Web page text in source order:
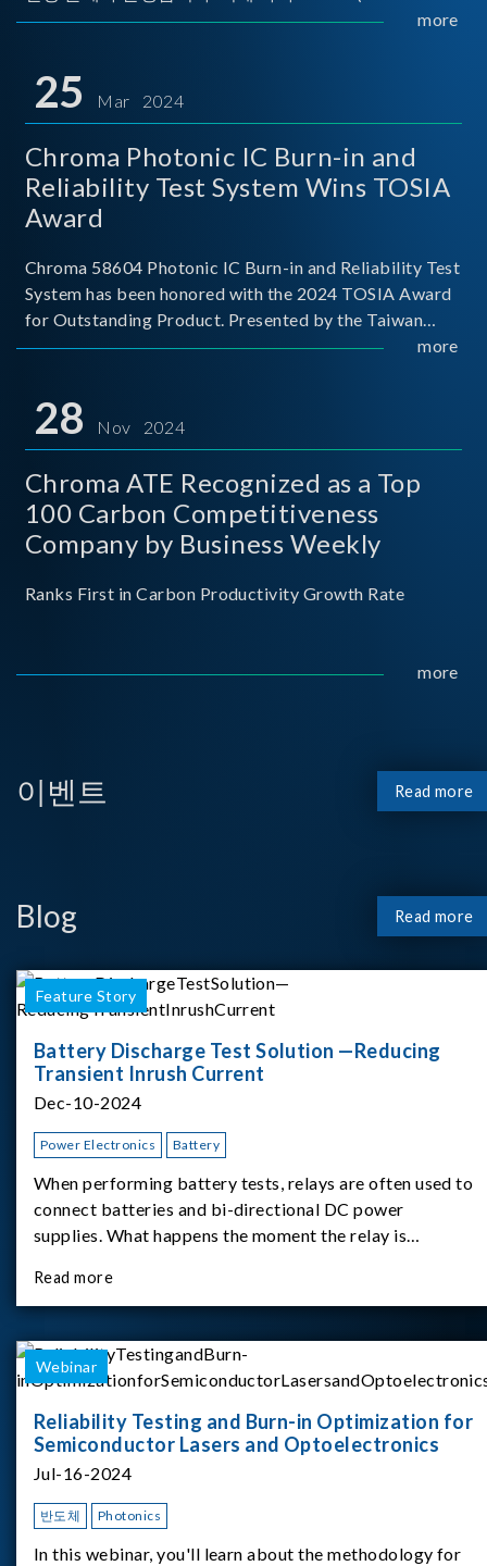
Implementers Forum)는 USB Power Delivery(PD) 전력
서는 USB PD를 지원하는 다양한 제품들이 출시되고 있
습니다. 스마트폰, 디지털 카메라, 모바일 기기, 외장 스토
리지, 노트북, 디스플레이 등에서 하나의
more
25 Mar 2024
Chroma Photonic IC Burn-in and
Reliability Test System Wins TOSIA
Award
Chroma 58604 Photonic IC Burn-in and Reliability Test
System has been honored with the 2024 TOSIA Award
for Outstanding Product. Presented by the Taiwan
Optoelectronic and Semiconductor Industry
for thei
more
28 Nov 2024
Chroma ATE Recognized as a Top
100 Carbon Competitiveness
Company by Business Weekly
Ranks First in Carbon Productivity Growth Rate
more
이벤트 Read more
Blog Read more
Feature Story
Battery Discharge Test Solution —Reducing
Transient Inrush Current
Dec-10-2024
Power Electronics Battery
When performing battery tests, relays are often used to
connect batteries and bi-directional DC power
supplies. What happens the moment the relay is
experimental equipment for this study.provides an
applicati
Read more
Webinar
Reliability Testing and Burn-in Optimization for
Semiconductor Lasers and Optoelectronics
Jul-16-2024
반도체 Photonics
In this webinar, you'll learn about the methodology for